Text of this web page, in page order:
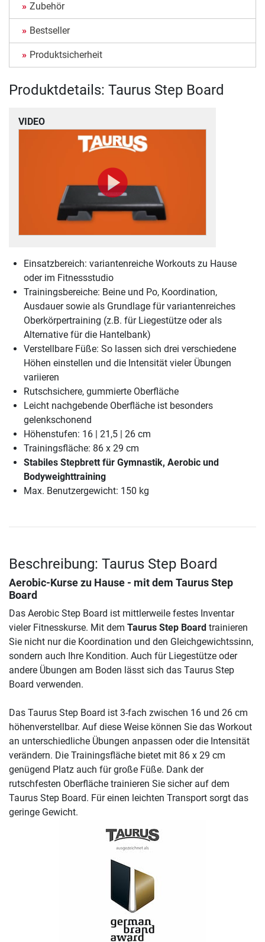
Zubehör
Bestseller
Produktsicherheit
Produktdetails: Taurus Step Board
VIDEO
Einsatzbereich: variantenreiche Workouts zu Hause
oder im Fitnessstudio
Trainingsbereiche: Beine und Po, Koordination,
Ausdauer sowie als Grundlage für variantenreiches
Oberkörpertraining (z.B. für Liegestütze oder als
Alternative für die Hantelbank)
Verstellbare Füße: So lassen sich drei verschiedene
Höhen einstellen und die Intensität vieler Übungen
variieren
Rutschsichere, gummierte Oberfläche
Leicht nachgebende Oberfläche ist besonders
gelenkschonend
Höhenstufen: 16 | 21,5 | 26 cm
Trainingsfläche: 86 x 29 cm
Stabiles Stepbrett für Gymnastik, Aerobic und
Bodyweighttraining
Max. Benutzergewicht: 150 kg
Beschreibung: Taurus Step Board
Aerobic-Kurse zu Hause - mit dem Taurus Step
Board
Das Aerobic Step Board ist mittlerweile festes Inventar
vieler Fitnesskurse. Mit dem Taurus Step Board trainieren
Sie nicht nur die Koordination und den Gleichgewichtssinn,
sondern auch Ihre Kondition. Auch für Liegestütze oder
andere Übungen am Boden lässt sich das Taurus Step
Board verwenden.
Das Taurus Step Board ist 3-fach zwischen 16 und 26 cm
höhenverstellbar. Auf diese Weise können Sie das Workout
an unterschiedliche Übungen anpassen oder die Intensität
verändern. Die Trainingsfläche bietet mit 86 x 29 cm
genügend Platz auch für große Füße. Dank der
rutschfesten Oberfläche trainieren Sie sicher auf dem
Taurus Step Board. Für einen leichten Transport sorgt das
geringe Gewicht.